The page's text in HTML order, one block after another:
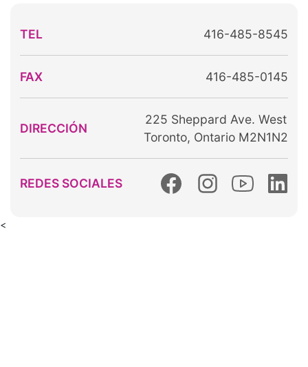
TEL 416-485-8545
FAX 416-485-0145
DIRECCIÓN
225 Sheppard Ave. West
Toronto, Ontario M2N1N2
REDES SOCIALES
<